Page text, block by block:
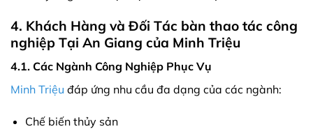
4. Khách Hàng và Đối Tác bàn thao tác công
nghiệp Tại An Giang của Minh Triệu
4.1. Các Ngành Công Nghiệp Phục Vụ
Minh Triệu đáp ứng nhu cầu đa dạng của các ngành:
Chế biến thủy sản